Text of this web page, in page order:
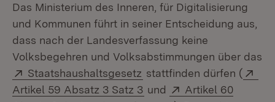
Das Ministerium des Inneren, für Digitalisierung
und Kommunen führt in seiner Entscheidung aus,
dass nach der Landesverfassung keine
Volksbegehren und Volksabstimmungen über das
Extern:
Staatshaushaltsgesetz (Öffnet in neuem Fenster)
stattfinden dürfen (
Artikel 59 Absatz 3 Satz 3 (Öffnet in neuem Fenster)
und Extern:
Artikel 60